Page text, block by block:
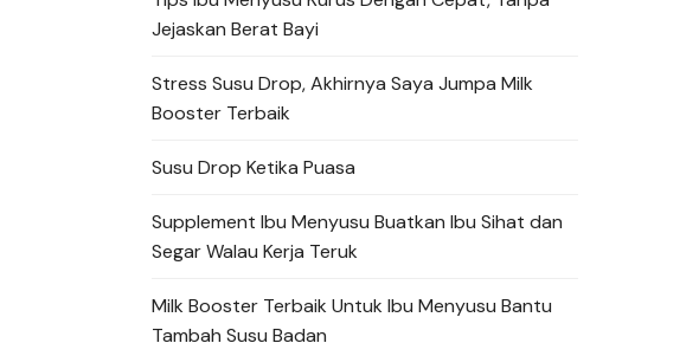
Jejaskan Berat Bayi
Stress Susu Drop, Akhirnya Saya Jumpa Milk
Booster Terbaik
Susu Drop Ketika Puasa
Supplement Ibu Menyusu Buatkan Ibu Sihat dan
Segar Walau Kerja Teruk
Milk Booster Terbaik Untuk Ibu Menyusu Bantu
Tambah Susu Badan